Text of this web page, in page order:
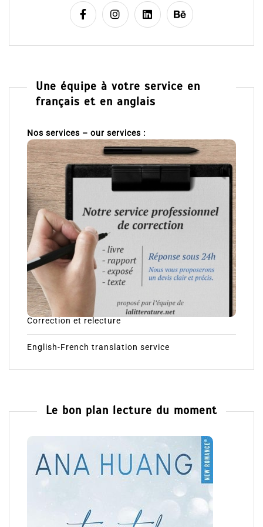
Une équipe à votre service en
français et en anglais
Nos services – our services :
Correction et relecture
English-French translation service
Le bon plan lecture du moment